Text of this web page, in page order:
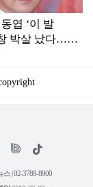
엽 ‘이 발
박살 났다…여
틱
| 02-3789-8900